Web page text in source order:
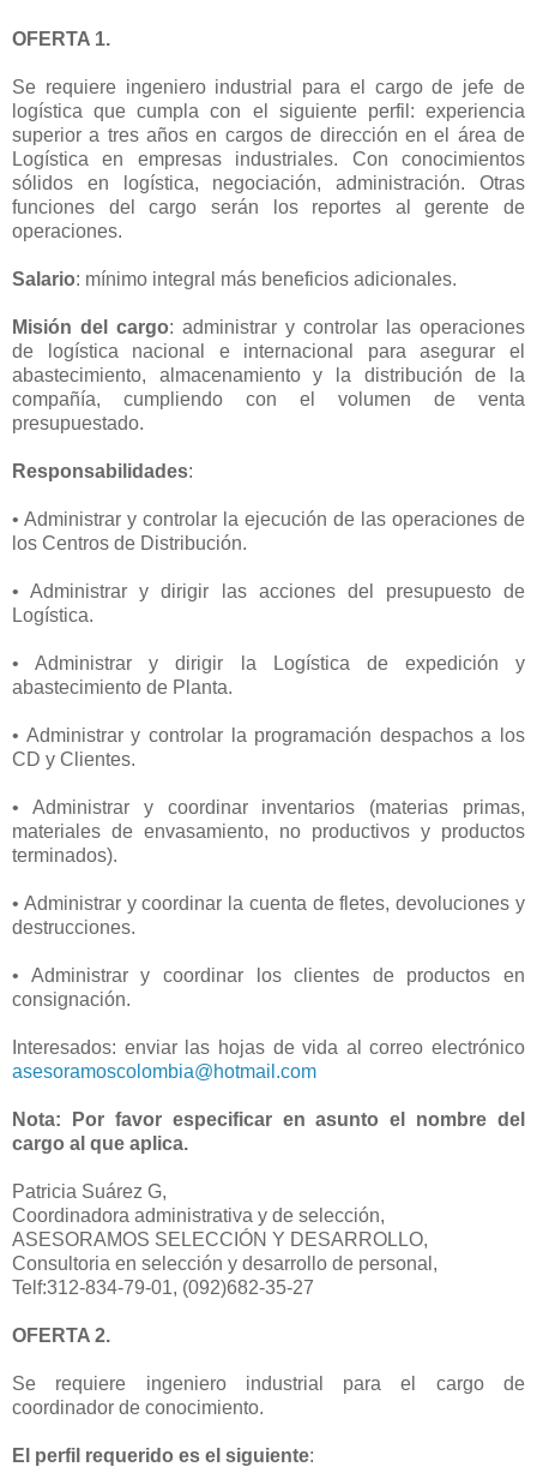
OFERTA 1.
Se requiere ingeniero industrial para el cargo de jefe de
logística que cumpla con el siguiente perfil: experiencia
superior a tres años en cargos de dirección en el área de
Logística en empresas industriales. Con conocimientos
sólidos en logística, negociación, administración. Otras
funciones del cargo serán los reportes al gerente de
operaciones.
Salario: mínimo integral más beneficios adicionales.
Misión del cargo: administrar y controlar las operaciones
de logística nacional e internacional para asegurar el
abastecimiento, almacenamiento y la distribución de la
compañía, cumpliendo con el volumen de venta
presupuestado.
Responsabilidades:
• Administrar y controlar la ejecución de las operaciones de
los Centros de Distribución.
• Administrar y dirigir las acciones del presupuesto de
Logística.
• Administrar y dirigir la Logística de expedición y
abastecimiento de Planta.
• Administrar y controlar la programación despachos a los
CD y Clientes.
• Administrar y coordinar inventarios (materias primas,
materiales de envasamiento, no productivos y productos
terminados).
• Administrar y coordinar la cuenta de fletes, devoluciones y
destrucciones.
• Administrar y coordinar los clientes de productos en
consignación.
Interesados: enviar las hojas de vida al correo electrónico
asesoramoscolombia@hotmail.com
Nota: Por favor especificar en asunto el nombre del
cargo al que aplica.
Patricia Suárez G,
Coordinadora administrativa y de selección,
ASESORAMOS SELECCIÓN Y DESARROLLO,
Consultoria en selección y desarrollo de personal,
Telf:312-834-79-01, (092)682-35-27
OFERTA 2.
Se requiere ingeniero industrial para el cargo de
coordinador de conocimiento.
El perfil requerido es el siguiente: